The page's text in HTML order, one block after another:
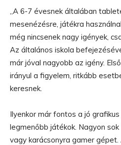
„A 6-7 évesnek általában
mesenézésre, játékra
még nincsenek nagy igények,
Az általános iskola
már jóval nagyobb az igény.
irányul a figyelem, ritkább
keresnek.
Ilyenkor már fontos a jó
legmenőbb játékok. Nagyon
vagy karácsonyra gamer